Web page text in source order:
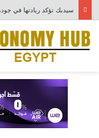
سيدبك تؤكد ريادتها في